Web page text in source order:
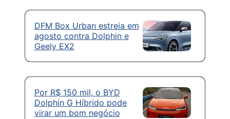
DFM Box Urban estreia em
agosto contra Dolphin e
Geely EX2
Por R$ 150 mil, o BYD
Dolphin G Híbrido pode
virar um bom negócio